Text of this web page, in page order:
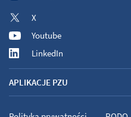
X
Youtube
LinkedIn
APLIKACJE PZU